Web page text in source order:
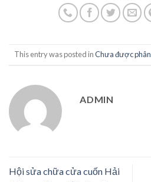
This entry was posted inChưa được
ADMIN
Hội sửa chữa cửa cuốn Hải